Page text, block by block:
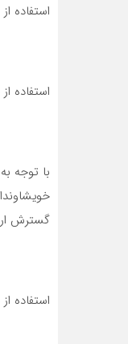
استفاده
استفاده
با توجه
گسترش
استفاده